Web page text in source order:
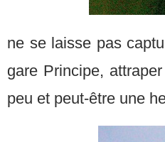
ne se laisse pas
gare Principe,
peu et peut-être une